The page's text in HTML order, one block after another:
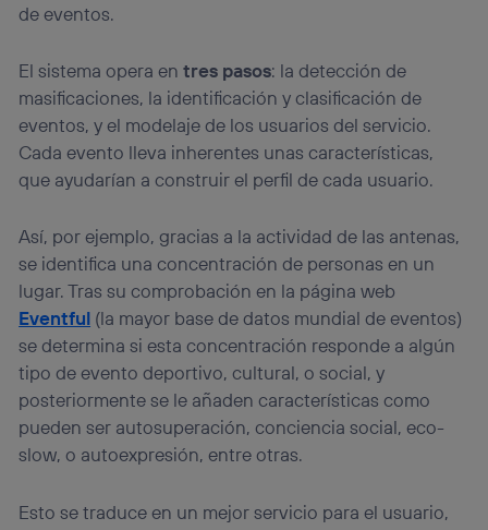
de eventos.
El sistema opera entres pasos: la detección de
masificaciones, la identificación y clasificación de
eventos, y el modelaje de los usuarios del servicio.
Cada evento lleva inherentes unas características,
que ayudarían a construir el perfil de cada usuario.
Así, por ejemplo, gracias a la actividad de las antenas,
se identifica una concentración de personas en un
lugar. Tras su comprobación en la página web
Eventful (la mayor base de datos mundial de eventos)
se determina si esta concentración responde a algún
tipo de evento deportivo, cultural, o social, y
posteriormente se le añaden características como
pueden ser autosuperación, conciencia social, eco-
slow, o autoexpresión, entre otras.
Esto se traduce en un mejor servicio para el usuario,